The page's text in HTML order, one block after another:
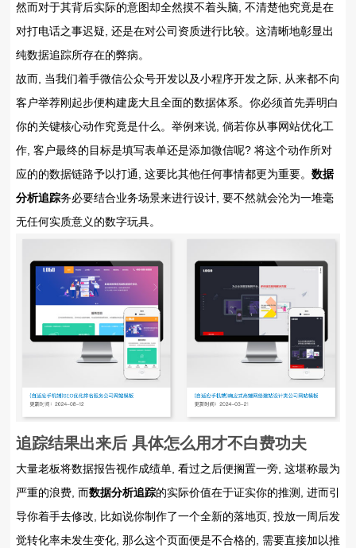
然而对于其背后实际的意图却全然摸不着头脑, 不清楚他究竟是在
对打电话之事迟疑, 还是在对公司资质进行比较。这清晰地彰显出
纯数据追踪所存在的弊病。
故而, 当我们着手微信公众号开发以及小程序开发之际, 从来都不向
客户举荐刚起步便构建庞大且全面的数据体系。你必须首先弄明白
你的关键核心动作究竟是什么。举例来说, 倘若你从事网站优化工
作, 客户最终的目标是填写表单还是添加微信呢? 将这个动作所对
应的的数据链路予以打通, 这要比其他任何事情都更为重要。 数据
分析追踪务必要结合业务场景来进行设计, 要不然就会沦为一堆毫
无任何实质意义的数字玩具。
追踪结果出来后 具体怎么用才不白费功夫
大量老板将数据报告视作成绩单, 看过之后便搁置一旁, 这堪称最为
严重的浪费, 而数据分析追踪的实际价值在于证实你的推测, 进而引
导你着手去修改, 比如说你制作了一个全新的落地页, 投放一周后发
觉转化率未发生变化, 那么这个页面便是不合格的, 需要直接加以推